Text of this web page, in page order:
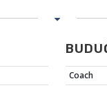
Coach